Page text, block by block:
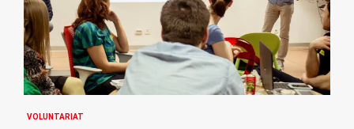
VOLUNTARIAT